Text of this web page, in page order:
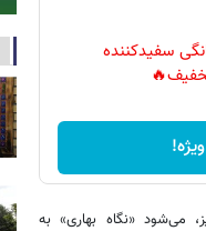
سفیدکننده
می‌شود «نگاه بهاری» به